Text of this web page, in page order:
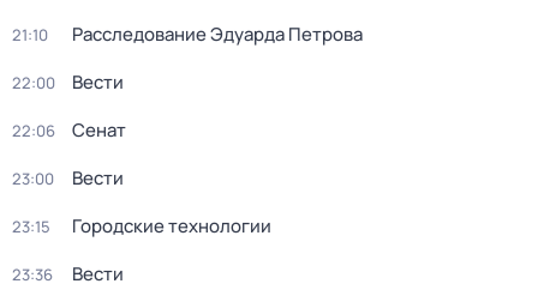
21:10 Расследование Эдуарда Петрова
22:00 Вести
22:06 Сенат
23:00 Вести
23:15 Городские технологии
23:36 Вести